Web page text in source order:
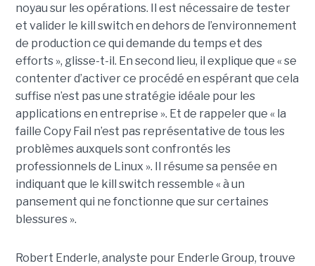
noyau sur les opérations. Il est nécessaire de tester
et valider le kill switch en dehors de l’environnement
de production ce qui demande du temps et des
efforts », glisse-t-il. En second lieu, il explique que « se
contenter d’activer ce procédé en espérant que cela
suffise n’est pas une stratégie idéale pour les
applications en entreprise ». Et de rappeler que « la
faille Copy Fail n’est pas représentative de tous les
problèmes auxquels sont confrontés les
professionnels de Linux ». Il résume sa pensée en
indiquant que le kill switch ressemble « à un
pansement qui ne fonctionne que sur certaines
blessures ».
Robert Enderle, analyste pour Enderle Group, trouve